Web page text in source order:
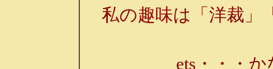
私の趣味は「洋裁」
ets・・・